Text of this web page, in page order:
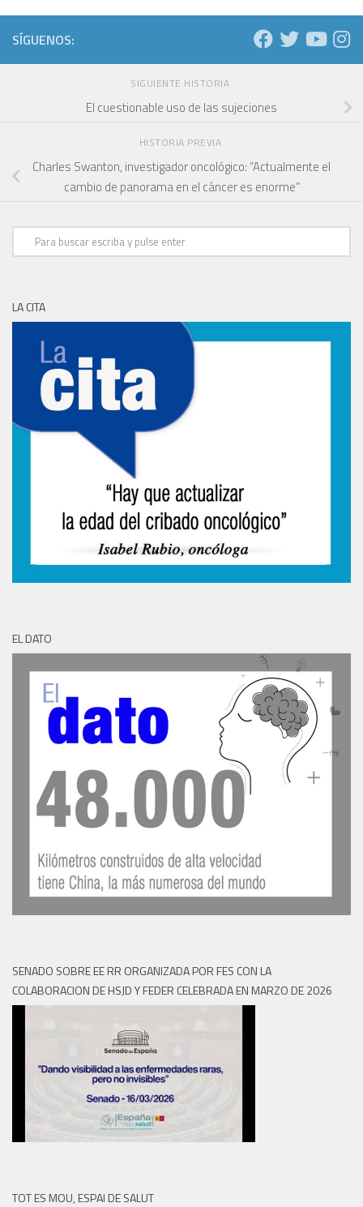
SÍGUENOS:
SIGUIENTE HISTORIA
El cuestionable uso de las sujeciones
HISTORIA PREVIA
Charles Swanton, investigador oncológico: “Actualmente el
cambio de panorama en el cáncer es enorme”
LA CITA
EL DATO
SENADO SOBRE EE RR ORGANIZADA POR FES CON LA
COLABORACION DE HSJD Y FEDER CELEBRADA EN MARZO DE 2026
TOT ES MOU, ESPAI DE SALUT